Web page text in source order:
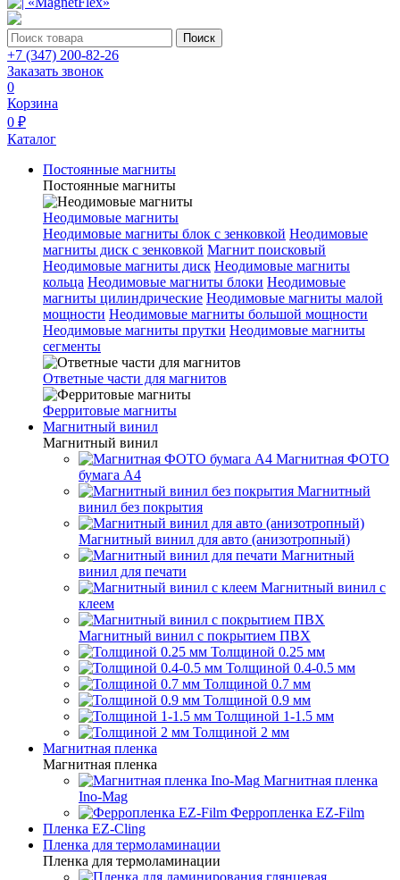
Поиск
+7 (347) 200-82-26
Заказать звонок
0
Корзина
0 ₽
Каталог
Постоянные магниты
Постоянные магниты
Неодимовые магниты
Неодимовые магниты блок с зенковкой Неодимовые
магниты диск с зенковкой Магнит поисковый
Неодимовые магниты диск Неодимовые магниты
кольца Неодимовые магниты блоки Неодимовые
магниты цилиндрические Неодимовые магниты малой
мощности Неодимовые магниты большой мощности
Неодимовые магниты прутки Неодимовые магниты
сегменты
Ответные части для магнитов
Ферритовые магниты
Магнитный винил
Магнитный винил
Магнитная ФОТО
бумага А4
Магнитный
винил без покрытия
Магнитный винил для авто (анизотропный)
Магнитный
винил для печати
Магнитный винил с
клеем
Магнитный винил с покрытием ПВХ
Толщиной 0.25 мм
Толщиной 0.4-0.5 мм
Толщиной 0.7 мм
Толщиной 0.9 мм
Толщиной 1-1.5 мм
Толщиной 2 мм
Магнитная пленка
Магнитная пленка
Магнитная пленка
Ino-Mag
Ферропленка EZ-Film
Пленка EZ-Cling
Пленка для термоламинации
Пленка для термоламинации